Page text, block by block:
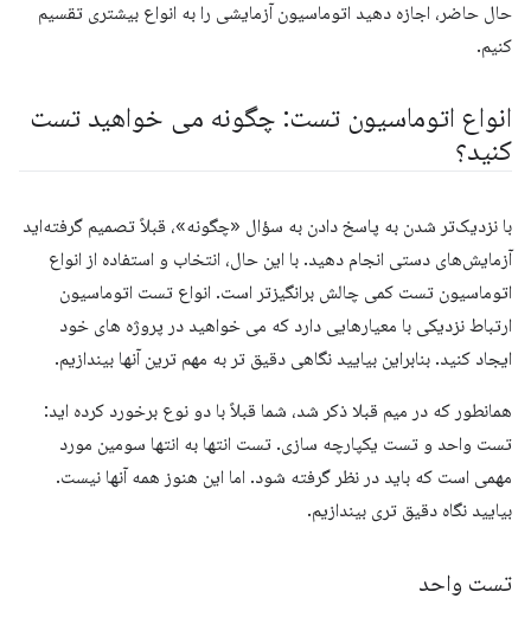
حال حاضر، اجازه دهید اتوماسیون آزمایشی را به انواع بیشتری تقسیم
کنیم.
انواع اتوماسیون تست: چگونه می خواهید تست
کنید؟
با نزدیک‌تر شدن به پاسخ دادن به سؤال «چگونه»، قبلاً تصمیم گرفته‌اید
آزمایش‌های دستی انجام دهید. با این حال، انتخاب و استفاده از انواع
اتوماسیون تست کمی چالش برانگیزتر است. انواع تست اتوماسیون
ارتباط نزدیکی با معیارهایی دارد که می خواهید در پروژه های خود
ایجاد کنید. بنابراین بیایید نگاهی دقیق تر به مهم ترین آنها بیندازیم.
همانطور که در میم قبلا ذکر شد، شما قبلاً با دو نوع برخورد کرده اید:
تست واحد و تست یکپارچه سازی. تست انتها به انتها سومین مورد
مهمی است که باید در نظر گرفته شود. اما این هنوز همه آنها نیست.
بیایید نگاه دقیق تری بیندازیم.
تست واحد